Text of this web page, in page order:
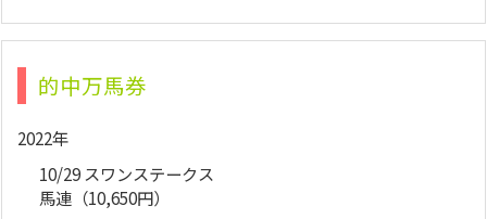
的中万馬券
2022年
10/29 スワンステークス
馬連（10,650円）